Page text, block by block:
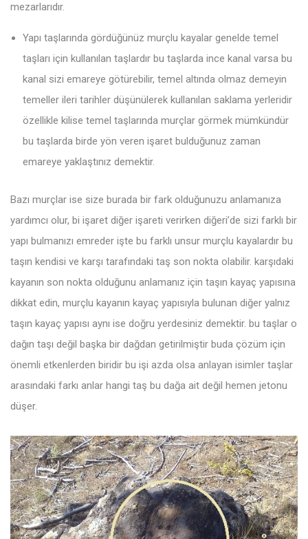
mezarlarıdır.
Yapı taşlarında gördüğünüz murçlu kayalar genelde temel
taşları için kullanılan taşlardır bu taşlarda ince kanal varsa bu
kanal sizi emareye götürebilir, temel altında olmaz demeyin
temeller ileri tarihler düşünülerek kullanılan saklama yerleridir
özellikle kilise temel taşlarında murçlar görmek mümkündür
bu taşlarda birde yön veren işaret bulduğunuz zaman
emareye yaklaştınız demektir.
Bazı murçlar ise size burada bir fark olduğunuzu anlamanıza
yardımcı olur, bi işaret diğer işareti verirken diğeri’de sizi farklı bir
yapı bulmanızı emreder işte bu farklı unsur murçlu kayalardır bu
taşın kendisi ve karşı tarafındaki taş son nokta olabilir. karşıdaki
kayanın son nokta olduğunu anlamanız için taşın kayaç yapısına
dikkat edin, murçlu kayanın kayaç yapısıyla bulunan diğer yalnız
taşın kayaç yapısı aynı ise doğru yerdesiniz demektir. bu taşlar o
dağın taşı değil başka bir dağdan getirilmiştir buda çözüm için
önemli etkenlerden biridir bu işi azda olsa anlayan isimler taşlar
arasındaki farkı anlar hangi taş bu dağa ait değil hemen jetonu
düşer.